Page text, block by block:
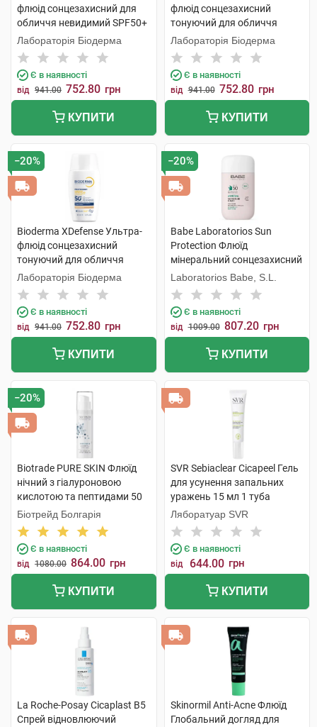
флюід сонцезахисний для
обличчя невидимий SPF50+
40 мл 1 флакон
Лабораторія Біодерма
Є в наявності
від 941.00 752.80 грн
КУПИТИ
флюід сонцезахисний
тонуючий для обличчя
SPF50+ тон 01 40 мл 1
флакон
Лабораторія Біодерма
Є в наявності
від 941.00 752.80 грн
КУПИТИ
−20%
Bioderma XDefense Ультра-
флюід сонцезахисний
тонуючий для обличчя
SPF50+ тон 02 40 мл 1
флакон
Лабораторія Біодерма
Є в наявності
від 941.00 752.80 грн
КУПИТИ
−20%
Babe Laboratorios Sun
Protection Флюїд
мінеральний сонцезахисний
з фізичними фільтрами з
тонуючим ефектом з SPF50
50 мл 1 флакон
Laboratorios Babe, S.L.
Є в наявності
від 1009.00 807.20 грн
КУПИТИ
−20%
Biotrade PURE SKIN Флюїд
нічний з гіалуроновою
кислотою та пептидами 50
мл 1 флакон
Біотрейд Болгарія
Є в наявності
від 1080.00 864.00 грн
КУПИТИ
SVR Sebiaclear Cicapeel Гель
для усунення запальних
уражень 15 мл 1 туба
Ляборатуар SVR
Є в наявності
від 644.00 грн
КУПИТИ
La Roche-Posay Cicaplast В5
Спрей відновлюючий
Skinormil Anti-Acne Флюїд
Глобальний догляд для